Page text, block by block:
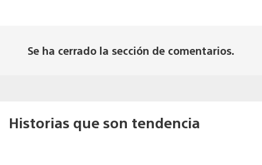
Se ha cerrado la sección de comentarios.
Historias que son tendencia